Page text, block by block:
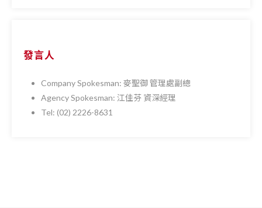
發言人
Company Spokesman: 麥聖御 管理處副總
Agency Spokesman: 江佳芬 資深經理
Tel: (02) 2226-8631